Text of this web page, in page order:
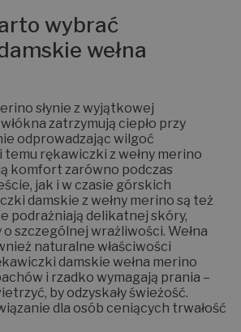
wybrać
wełna
słynie z wyjątkowej
zatrzymują ciepło przy
odprowadzając wilgoć
temu rękawiczki z wełny merino
komfort zarówno podczas
jak i w czasie górskich
damskie z wełny merino są też
podrażniają delikatnej skóry,
szczególnej wrażliwości. Wełna
naturalne właściwości
damskie wełna merino
i rzadko wymagają prania –
by odzyskały świeżość.
dla osób ceniących trwałość